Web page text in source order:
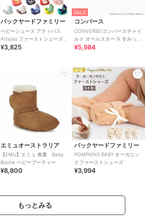
バックヤードファミリー
ベビーシューズ アティパス
Attipas ファーストシューズ
トレーニングシューズ コサー
¥3,825
SALE
コンバース
CONVERSE/コンバースチャイ
ルド オールスター N すみっコ
ぐらし Z HI
¥5,984
エミュオーストラリア
【EMU】エミュ 春夏 Baby
Bootie ベビーブーティー
¥8,800
バックヤードファミリー
POMPKINS BABY オーガニッ
クファーストシューズ
¥3,994
もっとみる